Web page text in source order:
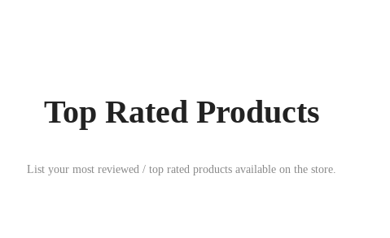
Top Rated Products
List your most reviewed / top rated products available on the store.